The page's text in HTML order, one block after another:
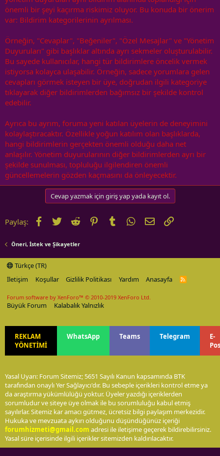
önemli bir şeyi kaçırma riskimiz oluyor. Bu konuda bir önerim
var: Bildirim kategorilerinin ayrılması.
Örneğin, "Cevaplar", "Beğeniler", "Özel Mesajlar" ve "Yönetim
Duyuruları" gibi başlıklar altında ayrı sekmeler oluşturulabilir.
Bu sayede kullanıcılar, hangi tür bildirimlere öncelik vermek
istiyorsa kolayca ulaşabilir. Örneğin, sadece yorumlara gelen
cevapları görmek isteyen bir üye, doğrudan ilgili kategoriye
tıklayarak diğer bildirimlerden bağımsız bir şekilde kontrol
edebilir.
Ayrıca bu ayrım, foruma yeni katılan üyelerin de deneyimini
kolaylaştıracaktır. Özellikle yoğun katılım olan başlıklarda,
hangi bildirimlerin gerçekten önemli olduğu daha net
anlaşılır. Yönetim duyurularının diğer bildirimlerden ayrı bir
şekilde sunulması, topluluğu ilgilendiren önemli
güncellemelerin gözden kaçmasını da önleyecektir.
Cevap yazmak için giriş yap yada kayıt ol.
Paylaş: Facebook
TwitterReddit PinterestTumblrWhatsApp
E-postaLink
Öneri, İstek ve Şikayetler
Türkçe (TR)
İletişim
Koşullar Gizlilik Politikası Yardım Anasayfa
R
Forum software by XenForo™ © 2010-2019 XenForo Ltd.
Büyük Forum Kalabalık Yalnızlık
REKLAM
YÖNETİMİ
WhatsApp Teams Telegram
E-
Yasal Uyarı: Forum Sitemiz; 5651 Sayılı Kanun kapsamında BTK
tarafından onaylı Yer Sağlayıcı'dır. Bu sebeple içerikleri kontrol etme ya
da araştırma yükümlülüğü yoktur. Üyeler yazdığı içeriklerden
sorumludur ve siteye üye olmak ile bu sorumluluğu kabul etmiş
sayılırlar. Sitemiz kar amacı gütmez, ücretsiz bilgi paylaşım merkezidir.
Hukuka ve mevzuata aykırı olduğunu düşündüğünüz içeriği
forumhizmeti@gmail.com adresi ile iletişime geçerek bildirebilirsiniz.
Yasal süre içerisinde ilgili içerikler sitemizden kaldırılacaktır.